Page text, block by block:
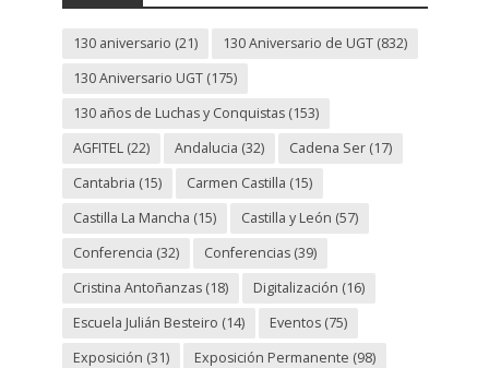
130 aniversario (21) 130 Aniversario de UGT(832)
130 Aniversario UGT(175)
130 años de Luchas y Conquistas(153)
AGFITEL(22) Andalucia (32) Cadena Ser(17)
Cantabria (15) Carmen Castilla (15)
Castilla La Mancha (15) Castilla y León (57)
Conferencia (32) Conferencias(39)
Cristina Antoñanzas(18) Digitalización (16)
Escuela Julián Besteiro (14) Eventos(75)
Exposición (31) Exposición Permanente (98)